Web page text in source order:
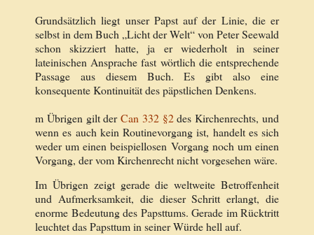
Grundsätzlich liegt unser Papst auf der Linie, die er
selbst in dem Buch „Licht der Welt“ von Peter Seewald
schon skizziert hatte, ja er wiederholt in seiner
lateinischen Ansprache fast wörtlich die entsprechende
Passage aus diesem Buch. Es gibt also eine
konsequente Kontinuität des päpstlichen Denkens.
m Übrigen gilt derCan 332 §2des Kirchenrechts, und
wenn es auch kein Routinevorgang ist, handelt es sich
weder um einen beispiellosen Vorgang noch um einen
Vorgang, der vom Kirchenrecht nicht vorgesehen wäre.
Im Übrigen zeigt gerade die weltweite Betroffenheit
und Aufmerksamkeit, die dieser Schritt erlangt, die
enorme Bedeutung des Papsttums. Gerade im Rücktritt
leuchtet das Papsttum in seiner Würde hell auf.